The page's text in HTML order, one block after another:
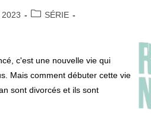
PostSÉRIE
c'est une nouvelle vie qui
Mais comment débuter cette vie
sont divorcés et ils sont